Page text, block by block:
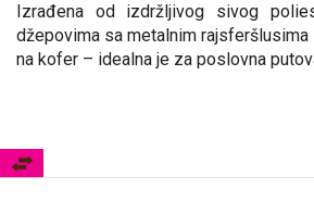
Izrađena od izdržljivog sivog
džepovima sa metalnim
na kofer – idealna je za poslovna